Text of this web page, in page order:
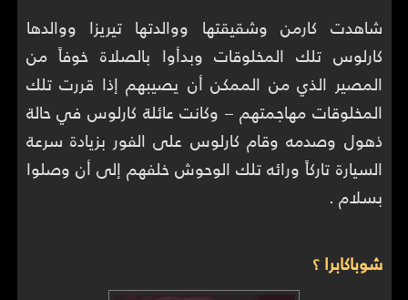
شاهدت كارمن وشقيقتها ووالدتها تيريزا ووالدها
كارلوس تلك المخلوقات وبدأوا بالصلاة خوفاً من
المصير الذي من الممكن أن يصيبهم إذا قررت تلك
المخلوقات مهاجمتهم – وكانت عائلة كارلوس في حالة
ذهول وصدمه وقام كارلوس على الفور بزيادة سرعة
السيارة تاركاً ورائه تلك الوحوش خلفهم إلى أن وصلوا
بسلام .
شوباكابرا ؟